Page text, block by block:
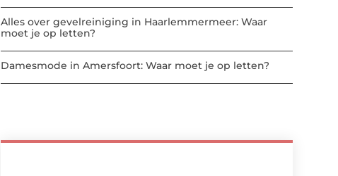
Alles over gevelreiniging in Haarlemmermeer: Waar
moet je op letten?
Damesmode in Amersfoort: Waar moet je op letten?